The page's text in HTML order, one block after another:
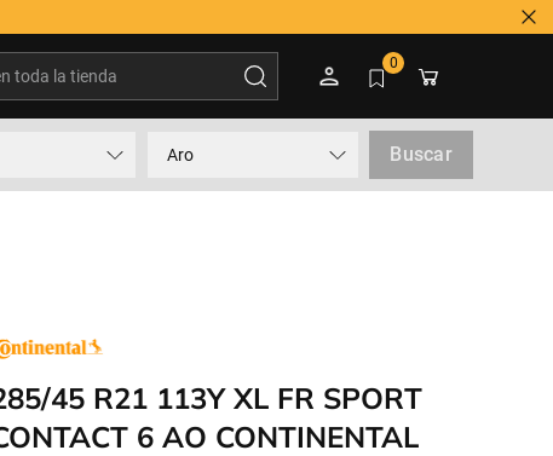
500
0
Aro Buscar
45 R21 113Y XL FR SPORT
6 AO CONTINENTAL